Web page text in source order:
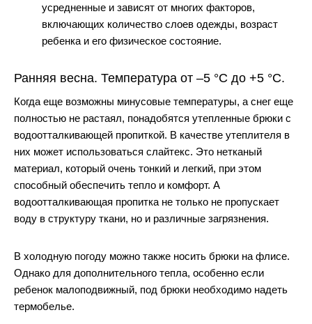
усредненные и зависят от многих факторов,
включающих количество слоев одежды, возраст
ребенка и его физическое состояние.
Ранняя весна. Температура от –5 °C до +5 °C.
Когда еще возможны минусовые температуры, а снег еще
полностью не растаял, понадобятся утепленные брюки с
водоотталкивающей пропиткой. В качестве утеплителя в
них может использоваться слайтекс. Это нетканый
материал, который очень тонкий и легкий, при этом
способный обеспечить тепло и комфорт. А
водоотталкивающая пропитка не только не пропускает
воду в структуру ткани, но и различные загрязнения.
В холодную погоду можно также носить брюки на флисе.
Однако для дополнительного тепла, особенно если
ребенок малоподвижный, под брюки необходимо надеть
термобелье.